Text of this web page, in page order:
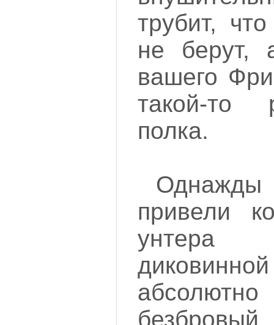
трубит,
не берут,
вашего
такой-то
полка.
привели